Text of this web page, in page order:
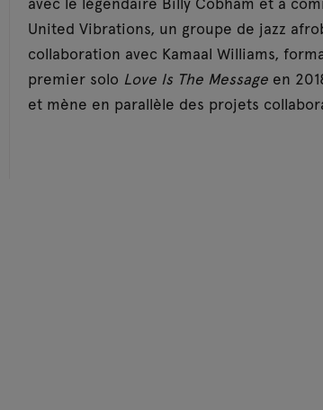
United Vibrations, un groupe de jazz
collaboration avec Kamaal Williams,
premier solo Love Is The Messageen
et mène en parallèle des projets